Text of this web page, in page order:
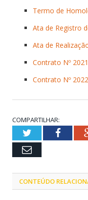
Termo de
Ata de Registro
Ata de
Contrato Nº
Contrato Nº
COMPARTILHAR:
Twitter
Email
CONTEÚDO